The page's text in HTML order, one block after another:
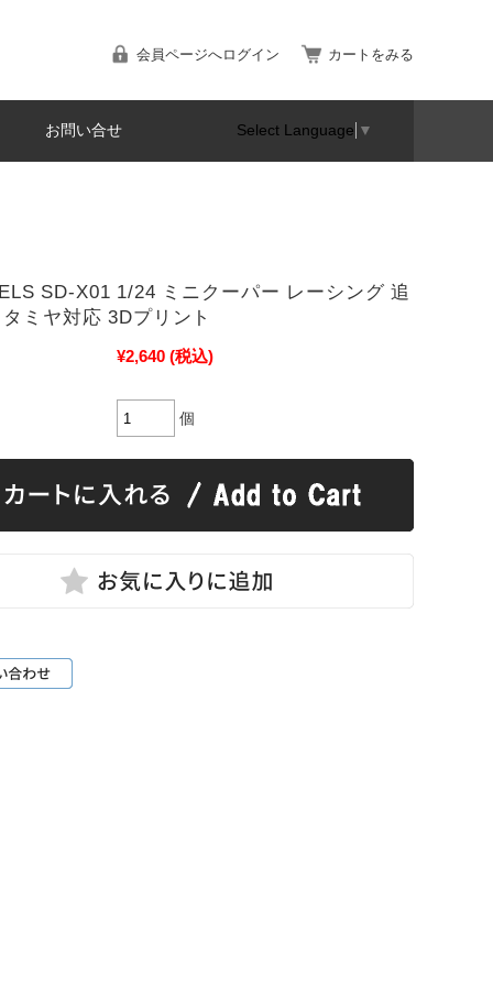
会員ページへログイン カートをみる
お問い合せ Select Language ▼
SD-X01 1/24 ミニクーパー レーシング 追
ミヤ対応 3Dプリント
¥2,640 (税込)
個